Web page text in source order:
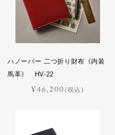
ハノーバー 二つ折り財布《内装
馬革》 HV-22
¥46,200(税込)